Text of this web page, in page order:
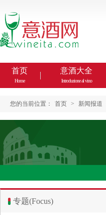
首页
Home
意酒大全
Introduzione al vino
您的当前位置： 首页 > 新闻报道
专题(Focus)